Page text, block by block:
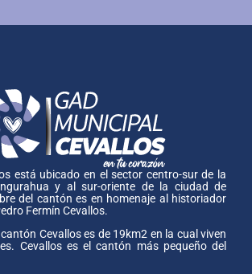
está ubicado en el sector centro-sur de la
y al sur-oriente de la ciudad de
del cantón es en homenaje al historiador
Fermín Cevallos.
Cevallos es de 19km2 en la cual viven
Cevallos es el cantón más pequeño del